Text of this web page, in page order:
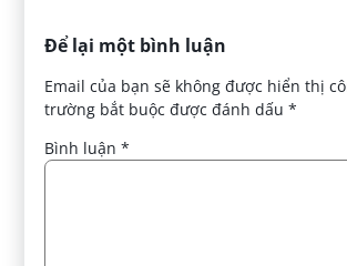
Để lại một bình luận
Email của bạn sẽ không được hiển thị
trường bắt buộc được đánh dấu*
Bình luận*